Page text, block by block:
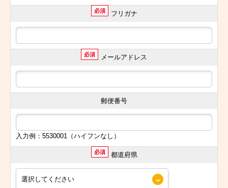
必須 フリガナ
必須 メールアドレス
郵便番号
入力例：5530001（ハイフンなし）
必須 都道府県